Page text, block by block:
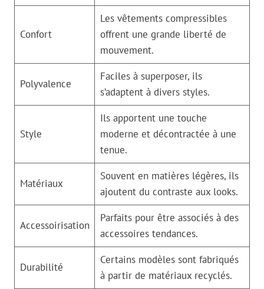
Confort
Les vêtements compressibles
offrent une grande liberté de
mouvement.
Polyvalence
Faciles à superposer, ils
s’adaptent à divers styles.
Style
Ils apportent une touche
moderne et décontractée à une
tenue.
Matériaux
Souvent en matières légères, ils
ajoutent du contraste aux looks.
Accessoirisation
Parfaits pour être associés à des
accessoires tendances.
Durabilité
Certains modèles sont fabriqués
à partir de matériaux recyclés.